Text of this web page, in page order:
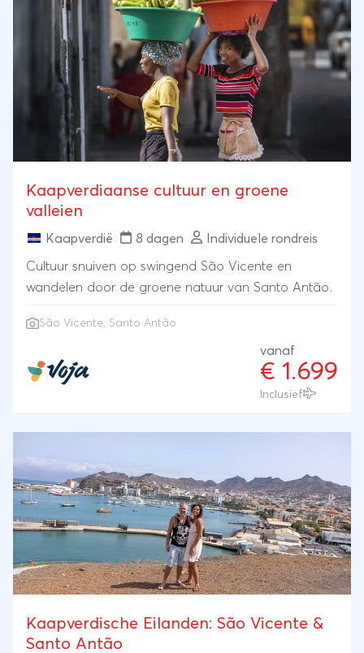
Kaapverdiaanse cultuur en groene
valleien
Kaapverdië 8 dagen Individuele rondreis
Cultuur snuiven op swingend São Vicente en
wandelen door de groene natuur van Santo Antão.
São Vicente, Santo Antão
vanaf
€ 1.699
Inclusief
Kaapverdische Eilanden: São Vicente &
Santo Antão